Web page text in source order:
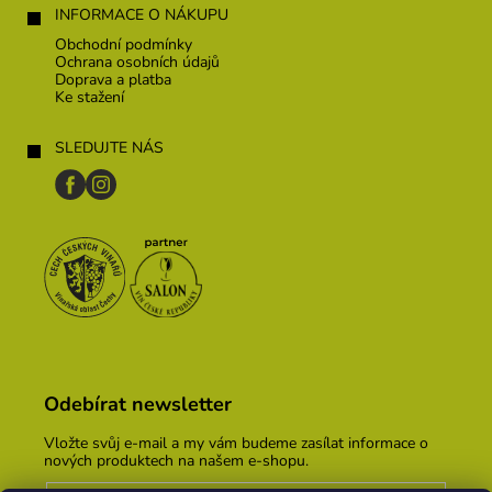
INFORMACE O NÁKUPU
Obchodní podmínky
Ochrana osobních údajů
Doprava a platba
Ke stažení
SLEDUJTE NÁS
Odebírat newsletter
Vložte svůj e-mail a my vám budeme zasílat informace o
nových produktech na našem e-shopu.